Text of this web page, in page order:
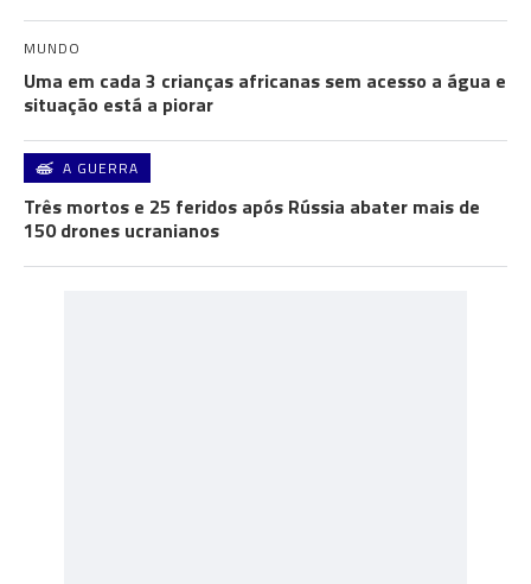
MUNDO
Uma em cada 3 crianças africanas sem acesso a água e
situação está a piorar
A GUERRA
Três mortos e 25 feridos após Rússia abater mais de
150 drones ucranianos